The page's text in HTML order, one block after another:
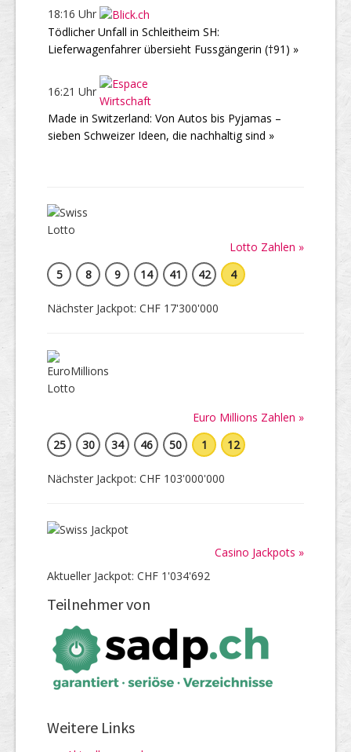
18:16 Uhr
Tödlicher Unfall in Schleitheim SH:
Lieferwagenfahrer übersieht Fussgängerin (†91) »
16:21 Uhr
Made in Switzerland: Von Autos bis Pyjamas –
sieben Schweizer Ideen, die nachhaltig sind »
Lotto Zahlen »
5
8 9 14 41 42 4
Nächster Jackpot: CHF 17'300'000
Euro Millions Zahlen »
25
30 34 46 50 1 12
Nächster Jackpot: CHF 103'000'000
Casino Jackpots »
Aktueller Jackpot: CHF 1'034'692
Teilnehmer von
Weitere Links